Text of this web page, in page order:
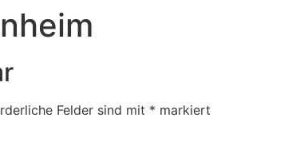
Felder sind mit * markiert